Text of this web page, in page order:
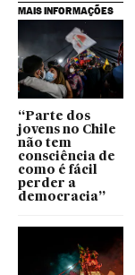
MAIS INFORMAÇÕES
“Parte dos
jovens no Chile
não tem
consciência de
como é fácil
perder a
democracia”